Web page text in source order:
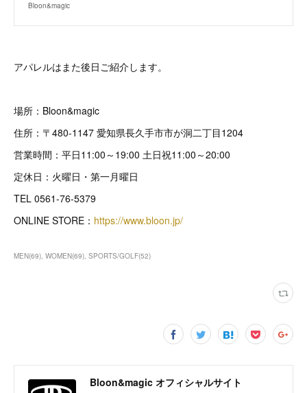
Bloon&magic
アパレルはまた後日ご紹介します。
場所：Bloon&magic
住所：〒480-1147 愛知県長久手市市が洞二丁目1204
営業時間：平日11:00～19:00 土日祝11:00～20:00
定休日：火曜日・第一月曜日
TEL 0561-76-5379
ONLINE STORE： https://www.bloon.jp/
MEN(69) WOMEN(69) SPORTS/GOLF(52)
Bloon&magic オフィシャルサイト